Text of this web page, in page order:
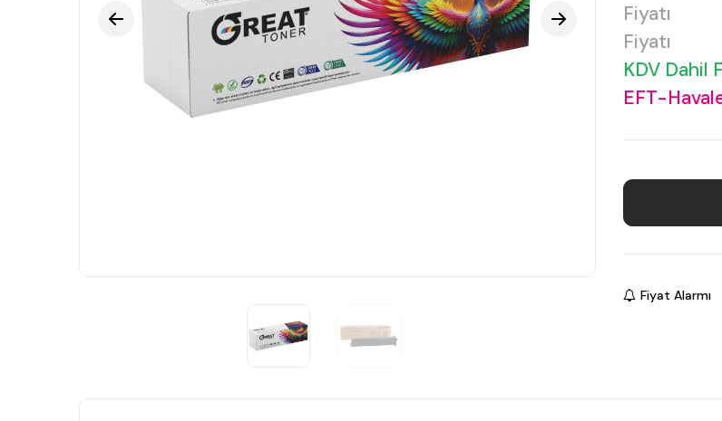
Fiyatı
Fiyatı
KDV Dahil
EFT-
Fiyat Alarmı